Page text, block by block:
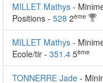
MILLET Mathys -
Positions - 528 2ème
MILLET Mathys -
Ecole/tir - 351.4 5ème
TONNERRE Jade -